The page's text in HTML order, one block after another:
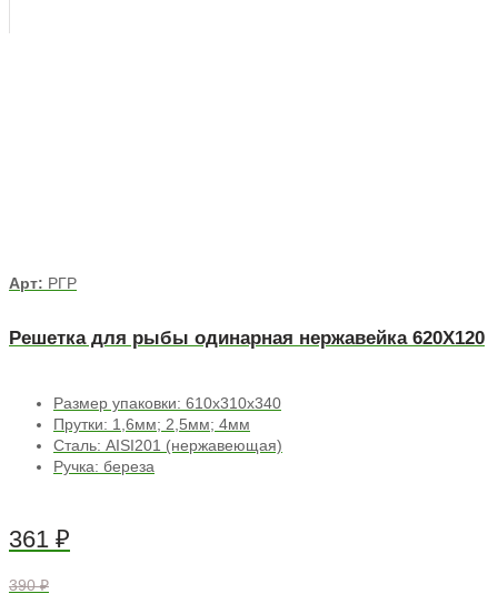
Арт: РГР
Решетка для рыбы одинарная нержавейка 620Х120
Размер упаковки: 610х310х340
Прутки: 1,6мм; 2,5мм; 4мм
Сталь: AISI201 (нержавеющая)
Ручка: береза
361 ₽
390 ₽